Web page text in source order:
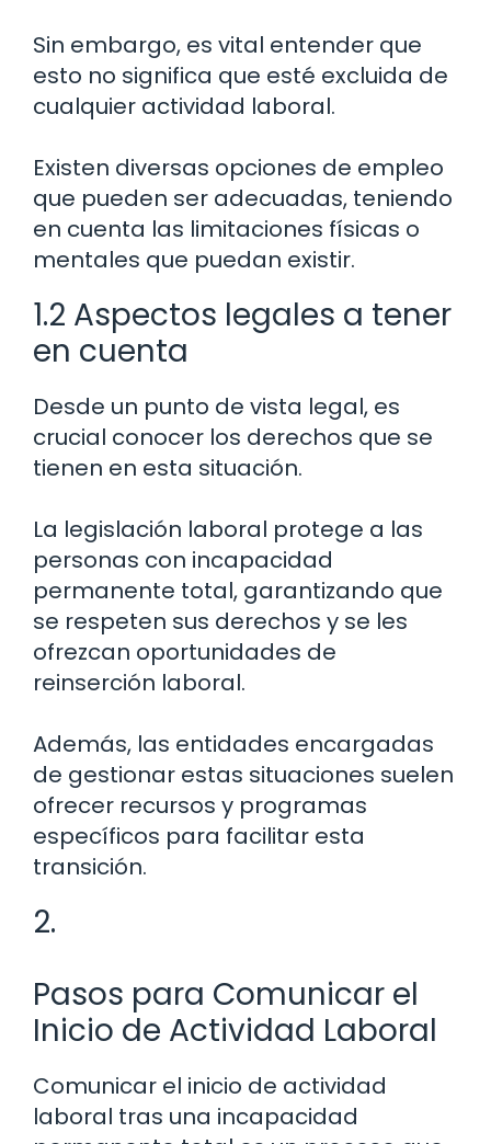
Sin embargo, es vital entender que
esto no significa que esté excluida de
cualquier actividad laboral.
Existen diversas opciones de empleo
que pueden ser adecuadas, teniendo
en cuenta las limitaciones físicas o
mentales que puedan existir.
1.2 Aspectos legales a tener
en cuenta
Desde un punto de vista legal, es
crucial conocer los derechos que se
tienen en esta situación.
La legislación laboral protege a las
personas con incapacidad
permanente total, garantizando que
se respeten sus derechos y se les
ofrezcan oportunidades de
reinserción laboral.
Además, las entidades encargadas
de gestionar estas situaciones suelen
ofrecer recursos y programas
específicos para facilitar esta
transición.
2.
Pasos para Comunicar el
Inicio de Actividad Laboral
Comunicar el inicio de actividad
laboral tras una incapacidad